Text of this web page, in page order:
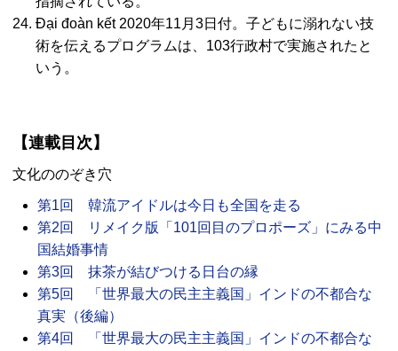
Đại đoàn kết 2020年11月3日付。子どもに溺れない技
術を伝えるプログラムは、103行政村で実施されたと
いう。
【連載目次】
文化ののぞき穴
第1回 韓流アイドルは今日も全国を走る
第2回 リメイク版「101回目のプロポーズ」にみる中
国結婚事情
第3回 抹茶が結びつける日台の縁
第5回 「世界最大の民主主義国」インドの不都合な
真実（後編）
第4回 「世界最大の民主主義国」インドの不都合な